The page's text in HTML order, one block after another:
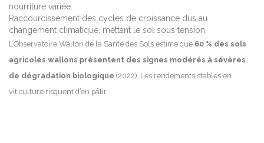
nourriture variée.
Raccourcissement des cycles de croissance dus au
changement climatique, mettant le sol sous tension.
L’Observatoire Wallon de la Santé des Sols estime que 60 % des sols
agricoles wallons présentent des signes modérés à sévères
de dégradation biologique (2022). Les rendements stables en
viticulture risquent d’en pâtir.